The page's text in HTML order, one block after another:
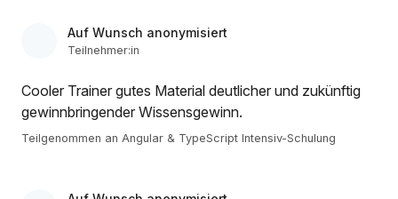
Auf Wunsch anonymisiert
Teilnehmer:in
Cooler Trainer gutes Material deutlicher und zukünftig
gewinnbringender Wissensgewinn.
Teilgenommen an Angular & TypeScript Intensiv-Schulung